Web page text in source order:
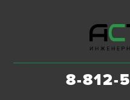
8-812-